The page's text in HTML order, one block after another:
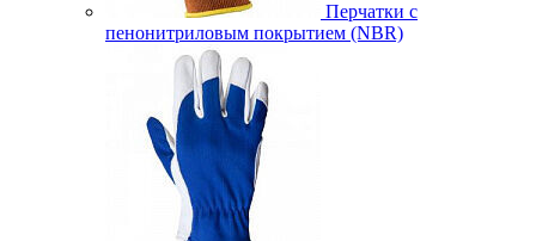
Перчатки с
пенонитриловым покрытием (NBR)